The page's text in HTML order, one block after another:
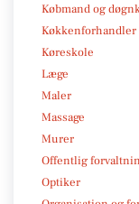
Købmand og
Køkkenforhandler
Køreskole
Læge
Maler
Massage
Murer
Offentlig
Optiker